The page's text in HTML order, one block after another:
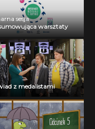
sesja
warsztaty
z medalistami